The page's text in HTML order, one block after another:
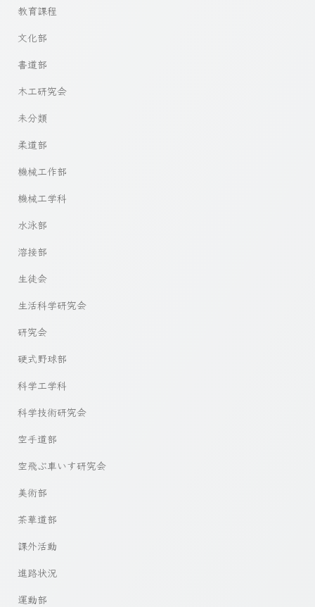
教育課程
文化部
書道部
木工研究会
未分類
柔道部
機械工作部
機械工学科
水泳部
溶接部
生徒会
生活科学研究会
研究会
硬式野球部
科学工学科
科学技術研究会
空手道部
空飛ぶ車いす研究会
美術部
茶華道部
課外活動
進路状況
運動部